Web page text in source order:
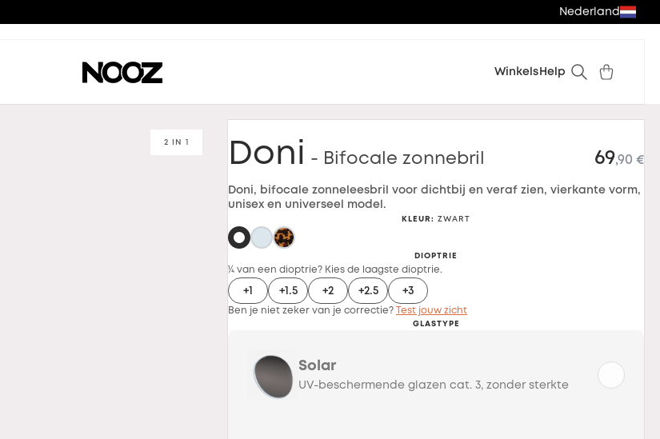
Nederland
Winkels Help
2 IN 1
Doni - Bifocale zonnebril 69,90 €
Doni, bifocale zonneleesbril voor dichtbij en veraf zien, vierkante vorm,
unisex en universeel model.
KLEUR : ZWART
DIOPTRIE
¼ van een dioptrie? Kies de laagste dioptrie.
+1 +1.5 +2 +2.5 +3
Ben je niet zeker van je correctie? Test jouw zicht
GLASTYPE
Solar
UV-beschermende glazen cat. 3, zonder sterkte